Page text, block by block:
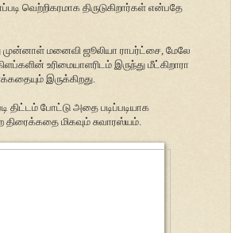
வெற்றிகரமாக திருடுகிறார்கள் என்பதே
முன்னாள் மனைவி ஜூலியா ராபர்ட்சை, மேலே
உரிமையாளரிடம் இருந்து மீட்கிறாரா
இருக்கிறது.
திட்டம் போட்டு அதை படிப்படியாக
மிகவும் சுவாரஸ்யம்.